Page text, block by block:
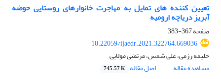
تعیین کننده های تمایل به مهاجرت خانوارهای روستایی حوضه
آبریز دریاچه ارومیه
صفحه367-383
10.22059/ijaedr.2021.322764.669036
حلیمه رزمی، علی شمس، مرتضی مولایی
مشاهده مقاله
اصل مقاله 745.57 K